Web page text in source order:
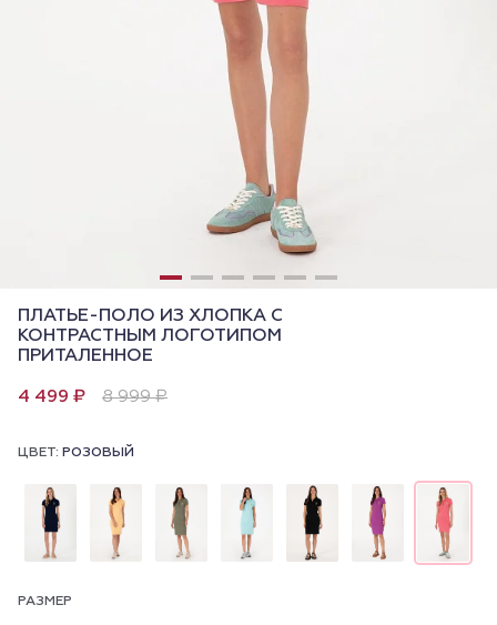
ПЛАТЬЕ-ПОЛО ИЗ ХЛОПКА С
КОНТРАСТНЫМ ЛОГОТИПОМ
ПРИТАЛЕННОЕ
4 499 ₽ 8 999 ₽
ЦВЕТ: РОЗОВЫЙ
РАЗМЕР